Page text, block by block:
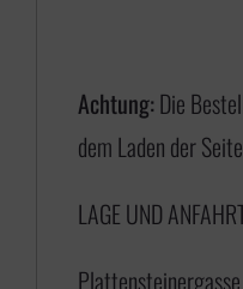
Achtung: Die
dem Laden der
LAGE UND